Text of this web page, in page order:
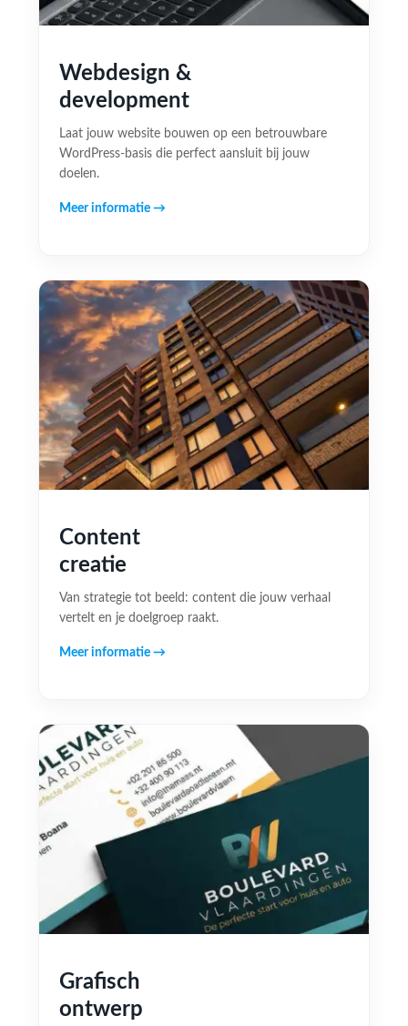
Webdesign &
development
Laat jouw website bouwen op een betrouwbare
WordPress-basis die perfect aansluit bij jouw
doelen.
Meer informatie →
Content
creatie
Van strategie tot beeld: content die jouw verhaal
vertelt en je doelgroep raakt.
Meer informatie →
Grafisch
ontwerp